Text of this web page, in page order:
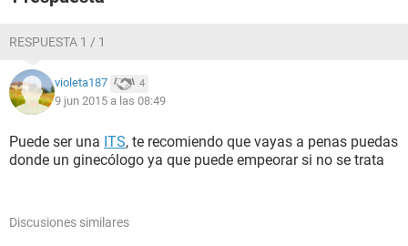
RESPUESTA 1 / 1
violeta187 4
9 jun 2015 a las 08:49
Puede ser una ITS, te recomiendo que vayas a penas puedas
donde un ginecólogo ya que puede empeorar si no se trata
Discusiones similares